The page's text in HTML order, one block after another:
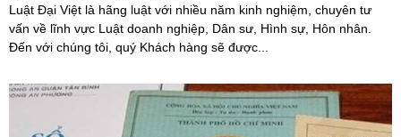
Luật Đại Việt là hãng luật với nhiều năm kinh nghiệm, chuyên tư
vấn về lĩnh vực Luật doanh nghiệp, Dân sư, Hình sự, Hôn nhân.
Đến với chúng tôi, quý Khách hàng sẽ được...